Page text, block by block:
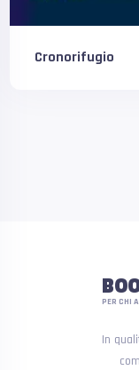
Cronorifugio
PER CHI
In